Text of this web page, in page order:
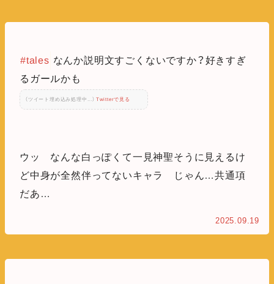
#tales なんか説明文すごくないですか？好きすぎ
るガールかも
（ツイート埋め込み処理中...） Twitterで見る
ウッ なんな白っぽくて一見神聖そうに見えるけ
ど中身が全然伴ってないキャラ じゃん…共通項
だあ…
2025.09.19